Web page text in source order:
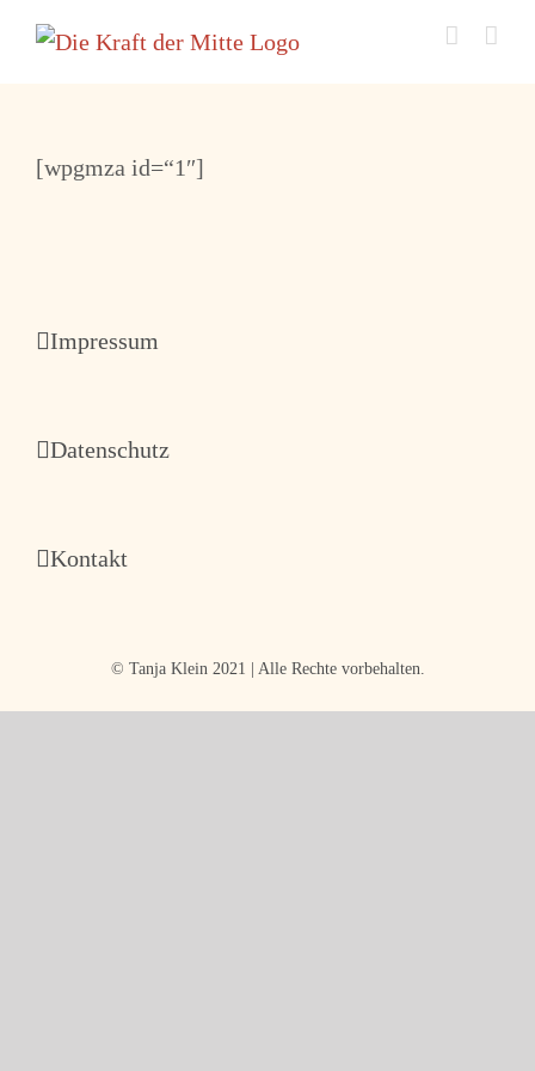
Inhalt
[wpgmza id=“1″]
Impressum
Datenschutz
Kontakt
© Tanja Klein 2021 | Alle Rechte vorbehalten.